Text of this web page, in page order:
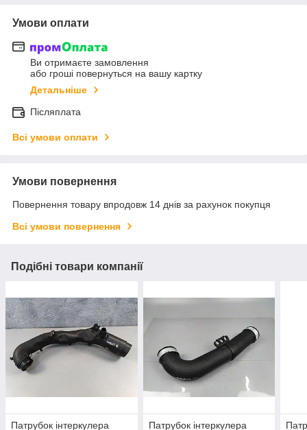
Умови оплати
Ви отримаєте замовлення
або гроші повернуться на вашу картку
Детальніше
Післяплата
Всі умови оплати
Умови повернення
Повернення товару впродовж 14 днів за рахунок покупця
Всі умови повернення
Подібні товари компанії
Патрубок інтеркулера
Патрубок інтеркулера